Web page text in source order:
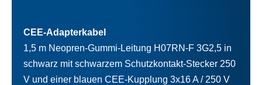
CEE-Adapterkabel
1,5 m Neopren-Gummi-Leitung H07RN-F 3G2,5 in
schwarz mit schwarzem Schutzkontakt-Stecker 250
V und einer blauen CEE-Kupplung 3x16 A / 250 V